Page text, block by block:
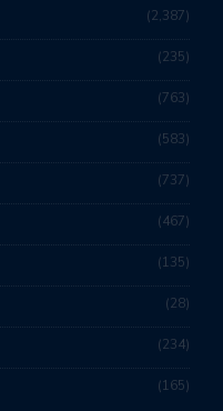
2,387
235
763
583
737
467
135
28
234
165